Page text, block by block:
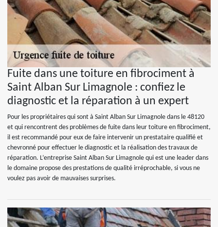
Fuite dans une toiture en fibrociment à
Saint Alban Sur Limagnole : confiez le
diagnostic et la réparation à un expert
Pour les propriétaires qui sont à Saint Alban Sur Limagnole dans le 48120
et qui rencontrent des problèmes de fuite dans leur toiture en fibrociment,
il est recommandé pour eux de faire intervenir un prestataire qualifié et
chevronné pour effectuer le diagnostic et la réalisation des travaux de
réparation. L’entreprise Saint Alban Sur Limagnole qui est une leader dans
le domaine propose des prestations de qualité irréprochable, si vous ne
voulez pas avoir de mauvaises surprises.